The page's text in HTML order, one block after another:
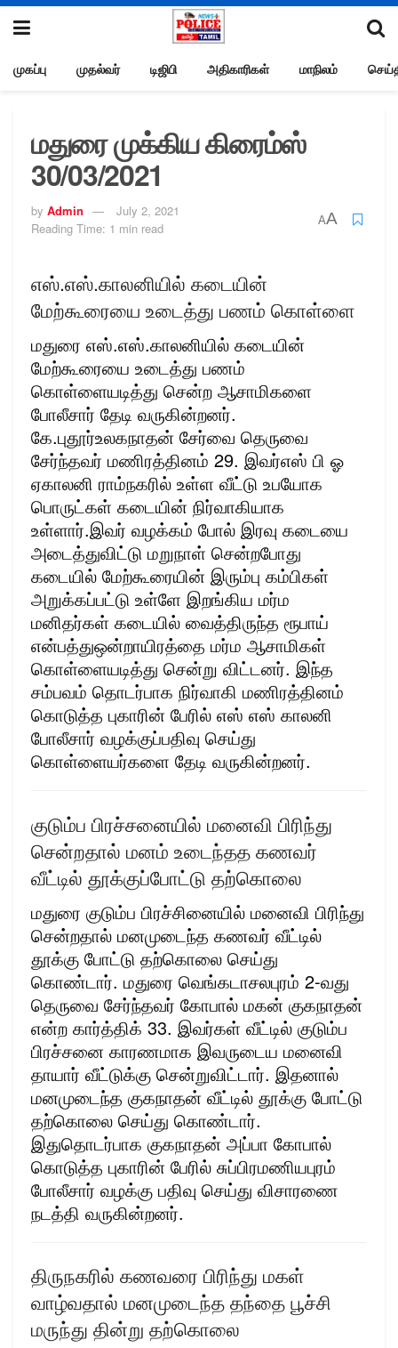
முகப்பு முதல்வர் டிஜிபி அதிகாரிகள் மாநிலம்
மதுரை முக்கிய கிரைம்ஸ்
30/03/2021
by Admin
July 2, 2021
Reading Time: 1 min read
AA
எஸ்.எஸ்.காலனியில் கடையின்
மேற்கூரையை உடைத்து பணம் கொள்ளை
மதுரை எஸ்.எஸ்.காலனியில் கடையின்
மேற்கூரையை உடைத்து பணம்
கொள்ளையடித்து சென்ற ஆசாமிகளை
போலீசார் தேடி வருகின்றனர்.
கே.புதூர்உலகநாதன் சேர்வை தெருவை
சேர்ந்தவர் மணிரத்தினம் 29. இவர்எஸ் பி ஓ
ஏகாலனி ராம்நகரில் உள்ள வீட்டு உபயோக
பொருட்கள் கடையின் நிர்வாகியாக
உள்ளார்.இவர் வழக்கம் போல் இரவு கடையை
அடைத்துவிட்டு மறுநாள் சென்றபோது
கடையில் மேற்கூரையின் இரும்பு கம்பிகள்
அறுக்கப்பட்டு உள்ளே இறங்கிய மர்ம
மனிதர்கள் கடையில் வைத்திருந்த ரூபாய்
என்பத்துஒன்றாயிரத்தை மர்ம ஆசாமிகள்
கொள்ளையடித்து சென்று விட்டனர். இந்த
சம்பவம் தொடர்பாக நிர்வாகி மணிரத்தினம்
கொடுத்த புகாரின் பேரில் எஸ் எஸ் காலனி
போலீசார் வழக்குப்பதிவு செய்து
கொள்ளையர்களை தேடி வருகின்றனர்.
குடும்ப பிரச்சனையில் மனைவி பிரிந்து
சென்றதால் மனம் உடைந்தத கணவர்
வீட்டில் தூக்குப்போட்டு தற்கொலை
மதுரை குடும்ப பிரச்சினையில் மனைவி பிரிந்து
சென்றதால் மனமுடைந்த கணவர் வீட்டில்
தூக்கு போட்டு தற்கொலை செய்து
கொண்டார். மதுரை வெங்கடாசலபுரம் 2-வது
தெருவை சேர்ந்தவர் கோபால் மகன் குகநாதன்
என்ற கார்த்திக் 33. இவர்கள் வீட்டில் குடும்ப
பிரச்சனை காரணமாக இவருடைய மனைவி
தாயார் வீட்டுக்கு சென்றுவிட்டார். இதனால்
மனமுடைந்த குகநாதன் வீட்டில் தூக்கு போட்டு
தற்கொலை செய்து கொண்டார்.
இதுதொடர்பாக குகநாதன் அப்பா கோபால்
கொடுத்த புகாரின் பேரில் சுப்பிரமணியபுரம்
போலீசார் வழக்கு பதிவு செய்து விசாரணை
நடத்தி வருகின்றனர்.
திருநகரில் கணவரை பிரிந்து மகள்
வாழ்வதால் மனமுடைந்த தந்தை பூச்சி
மருந்து தின்று தற்கொலை